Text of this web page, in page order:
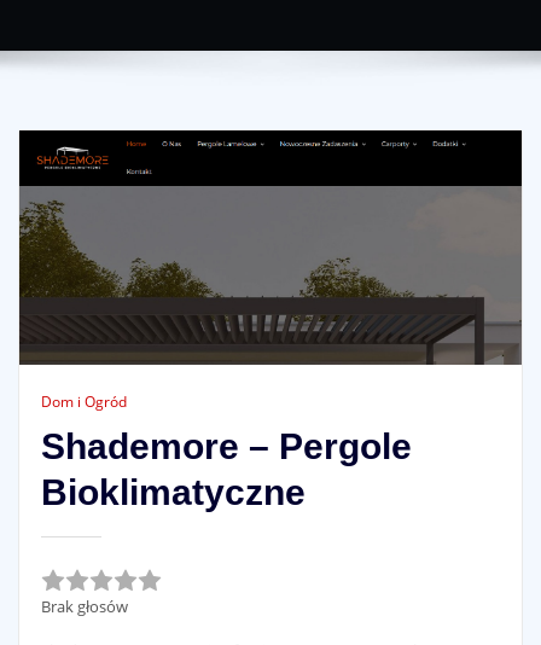
Dom i Ogród
Shademore – Pergole
Bioklimatyczne
Rate this item:
Brak głosów